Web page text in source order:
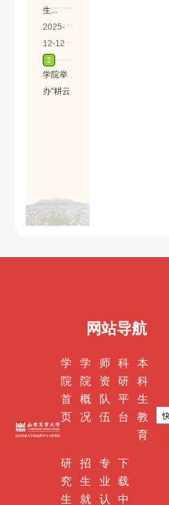
网站导航
学
院
首
页
学
院
概
况
师
资
队
伍
科
研
平
台
本
科
生
教
育
研
究
生
招
生
就
专
业
认
下
载
中